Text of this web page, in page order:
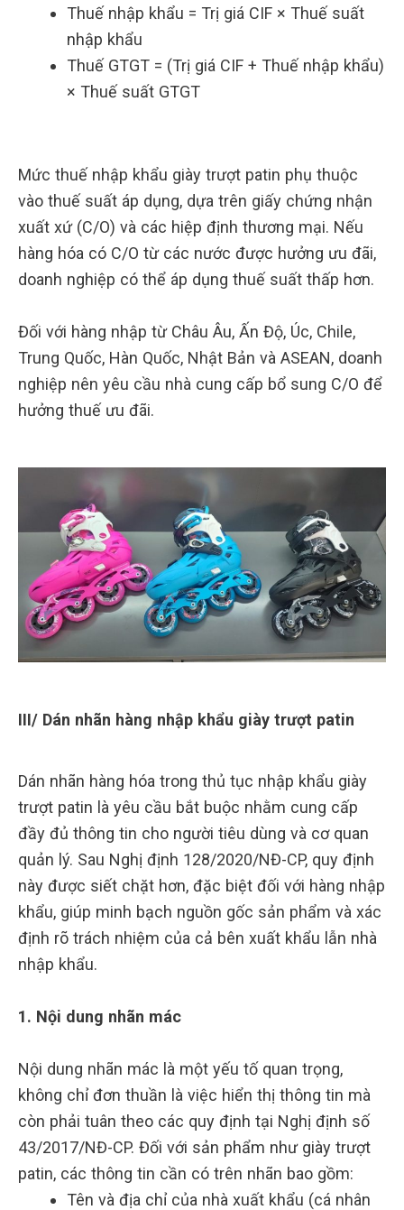
Thuế nhập khẩu = Trị giá CIF × Thuế suất
nhập khẩu
Thuế GTGT = (Trị giá CIF + Thuế nhập khẩu)
× Thuế suất GTGT
Mức thuế nhập khẩu giày trượt patin phụ thuộc
vào thuế suất áp dụng, dựa trên giấy chứng nhận
xuất xứ (C/O) và các hiệp định thương mại. Nếu
hàng hóa có C/O từ các nước được hưởng ưu đãi,
doanh nghiệp có thể áp dụng thuế suất thấp hơn.
Đối với hàng nhập từ Châu Âu, Ấn Độ, Úc, Chile,
Trung Quốc, Hàn Quốc, Nhật Bản và ASEAN, doanh
nghiệp nên yêu cầu nhà cung cấp bổ sung C/O để
hưởng thuế ưu đãi.
III/ Dán nhãn hàng nhập khẩu giày trượt patin
Dán nhãn hàng hóa trong thủ tục nhập khẩu giày
trượt patin là yêu cầu bắt buộc nhằm cung cấp
đầy đủ thông tin cho người tiêu dùng và cơ quan
quản lý. Sau Nghị định 128/2020/NĐ-CP, quy định
này được siết chặt hơn, đặc biệt đối với hàng nhập
khẩu, giúp minh bạch nguồn gốc sản phẩm và xác
định rõ trách nhiệm của cả bên xuất khẩu lẫn nhà
nhập khẩu.
1. Nội dung nhãn mác
Nội dung nhãn mác là một yếu tố quan trọng,
không chỉ đơn thuần là việc hiển thị thông tin mà
còn phải tuân theo các quy định tại Nghị định số
43/2017/NĐ-CP. Đối với sản phẩm như giày trượt
patin, các thông tin cần có trên nhãn bao gồm:
Tên và địa chỉ của nhà xuất khẩu (cá nhân